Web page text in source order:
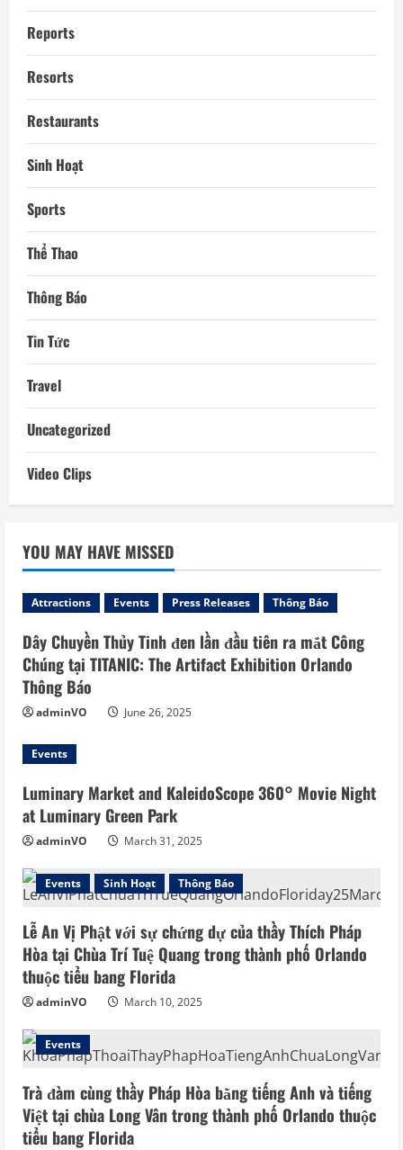
Reports
Resorts
Restaurants
Sinh Hoạt
Sports
Thể Thao
Thông Báo
Tin Tức
Travel
Uncategorized
Video Clips
YOU MAY HAVE MISSED
Attractions Events Press Releases Thông Báo
Dây Chuyền Thủy Tinh đen lần đầu tiên ra mắt Công
Chúng tại TITANIC: The Artifact Exhibition Orlando
Thông Báo
adminVO June 26, 2025
Events
Luminary Market and KaleidoScope 360° Movie Night
at Luminary Green Park
adminVO March 31, 2025
Events Sinh Hoạt Thông Báo
Lễ An Vị Phật với sự chứng dự của thầy Thích Pháp
Hòa tại Chùa Trí Tuệ Quang trong thành phố Orlando
thuộc tiểu bang Florida
adminVO March 10, 2025
Events
Trà đàm cùng thầy Pháp Hòa bằng tiếng Anh và tiếng
Việt tại chùa Long Vân trong thành phố Orlando thuộc
tiểu bang Florida